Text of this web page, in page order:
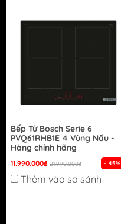
Bếp Từ Bosch Serie 6
PVQ61RHB1E 4 Vùng Nấu -
Hàng chính hãng
11.990.000₫ 21.990.000₫ - 45%
Thêm vào so sánh